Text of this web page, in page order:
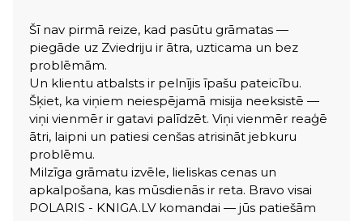
Šī nav pirmā reize, kad pasūtu grāmatas —
piegāde uz Zviedriju ir ātra, uzticama un bez
problēmām.
Un klientu atbalsts ir pelnījis īpašu pateicību.
Šķiet, ka viņiem neiespējamā misija neeksistē —
viņi vienmēr ir gatavi palīdzēt. Viņi vienmēr reaģē
ātri, laipni un patiesi cenšas atrisināt jebkuru
problēmu.
Milzīga grāmatu izvēle, lieliskas cenas un
apkalpošana, kas mūsdienās ir reta. Bravo visai
POLARIS - KNIGA.LV komandai — jūs patiešām